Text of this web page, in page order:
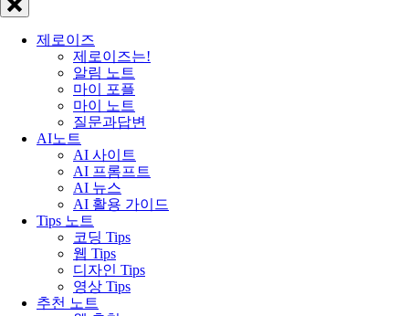
제로이즈
제로이즈는!
알림 노트
마이 포플
마이 노트
질문과답변
AI노트
AI 사이트
AI 프롬프트
AI 뉴스
AI 활용 가이드
Tips 노트
코딩 Tips
웹 Tips
디자인 Tips
영상 Tips
추천 노트